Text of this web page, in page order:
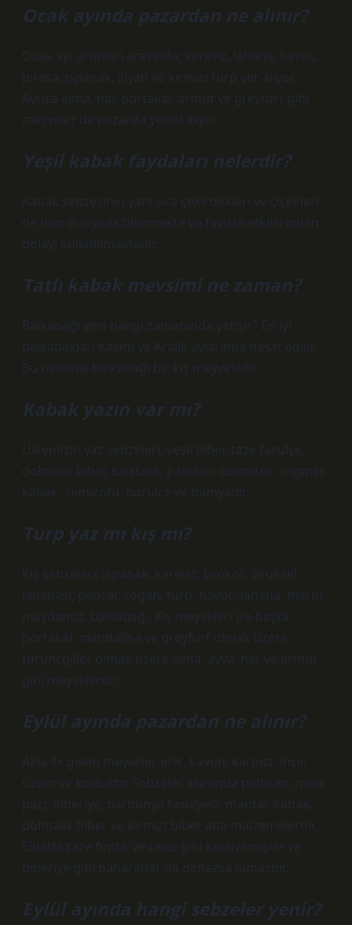
Ocak ayında pazardan ne alınır?
Ocak ayı ürünleri arasında; kereviz, lahana, havuç,
pırasa, ıspanak, siyah ve kırmızı turp yer alıyor.
Ayrıca elma, nar, portakal, armut ve greyfurt gibi
meyveler de pazarda yerini alıyor.
Yeşil kabak faydaları nelerdir?
Kabak sebzesinin yanı sıra çekirdekleri ve çiçekleri
de tüm dünyada bilinmekte ve faydalı etkilerinden
dolayı kullanılmaktadır.
Tatlı kabak mevsimi ne zaman?
Balkabağı yılın hangi zamanında yetişir? En iyi
balkabakları Kasım ve Aralık aylarında hasat edilir.
Bu nedenle balkabağı bir kış meyvesidir.
Kabak yazın var mı?
Ülkemizin yaz sebzeleri; yeşil biber, taze fasulye,
dolmalık biber, salatalık, patlıcan, domates, enginar,
kabak, semizotu, börülce ve bamyadır.
Turp yaz mı kış mı?
Kış sebzeleri; ıspanak, kereviz, brokoli, Brüksel
lahanası, pancar, soğan, turp, havuç, lahana, marul,
maydanoz, balkabağı. Kış meyveleri ise başta
portakal, mandalina ve greyfurt olmak üzere
turunçgiller olmak üzere elma, ayva, nar ve armut
gibi meyvelerdir.
Eylül ayında pazardan ne alınır?
Akla ilk gelen meyveler erik, kavun, karpuz, incir,
üzüm ve kızılcıktır. Sebzeler arasında patlıcan, mısır,
pazı, biberiye, barbunya fasulyesi, mantar, kabak,
dolmalık biber ve kırmızı biber ana malzemelerdir.
Elbette taze fındık ve ceviz gibi kuruyemişler ve
biberiye gibi baharatlar da olmazsa olmazdır.
Eylül ayında hangi sebzeler yenir?